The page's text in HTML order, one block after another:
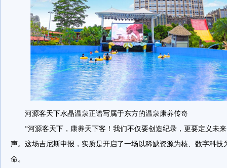
河源客天下水晶温泉正谱写属于东方的温泉康养传奇
“河源客天下，康养天下客！我们不仅要创造纪录，更要定义未
声。这场吉尼斯申报，实质是开启了一场以稀缺资源为核、数字科
命。